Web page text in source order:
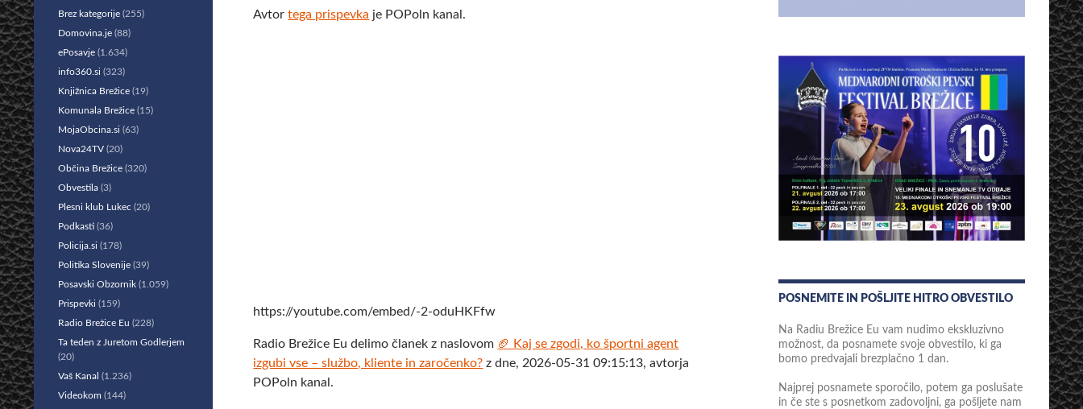
Avtortega prispevka je POPoln kanal.
https://youtube.com/embed/-2-oduHKFfw
Radio Brežice Eu delimo članek z naslovom 🏈 Kaj se zgodi, ko športni agent
izgubi vse – službo, kliente in zaročenko? z dne, 2026-05-31 09:15:13, avtorja
POPoln kanal.
POSNEMITE IN POŠLJITE HITRO OBVESTILO
Na Radiu Brežice Eu vam nudimo ekskluzivno
možnost, da posnamete svoje obvestilo, ki ga
bomo predvajali brezplačno 1 dan.
Najprej posnamete sporočilo, potem ga poslušate
in če ste s posnetkom zadovoljni, ga pošljete nam
Brez kategorije (255)
Domovina.je (88)
ePosavje (1.634)
info360.si (323)
Knjižnica Brežice (19)
Komunala Brežice (15)
MojaObcina.si (63)
Nova24TV (20)
Občina Brežice (320)
Obvestila (3)
Plesni klub Lukec (20)
Podkasti (36)
Policija.si (178)
Politika Slovenije (39)
Posavski Obzornik (1.059)
Prispevki (159)
Radio Brežice Eu (228)
Ta teden z Juretom Godlerjem
(20)
Vaš Kanal (1.236)
Videokom (144)